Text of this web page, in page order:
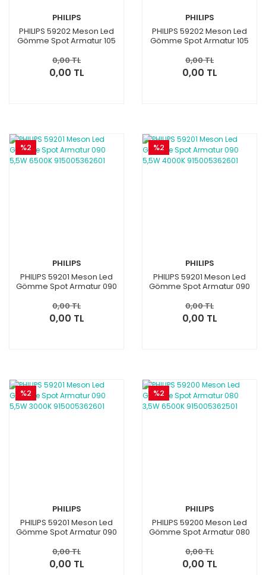
PHILIPS
PHILIPS 59202 Meson Led
Gömme Spot Armatur 105
0,00 TL
0,00 TL
PHILIPS
PHILIPS 59202 Meson Led
Gömme Spot Armatur 105
0,00 TL
0,00 TL
%2
PHILIPS
PHILIPS 59201 Meson Led
Gömme Spot Armatur 090
0,00 TL
0,00 TL
%2
PHILIPS
PHILIPS 59201 Meson Led
Gömme Spot Armatur 090
0,00 TL
0,00 TL
%2
PHILIPS
PHILIPS 59201 Meson Led
Gömme Spot Armatur 090
0,00 TL
0,00 TL
%2
PHILIPS
PHILIPS 59200 Meson Led
Gömme Spot Armatur 080
0,00 TL
0,00 TL